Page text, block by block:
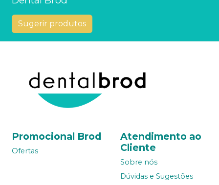
Sugerir produtos
Promocional Brod
Ofertas
Atendimento ao
Cliente
Sobre nós
Dúvidas e Sugestões